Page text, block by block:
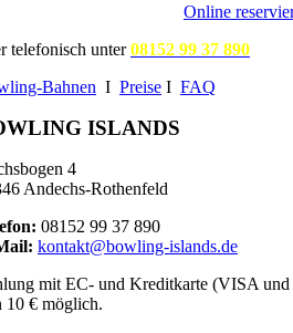
Online
telefonisch unter08152 99 37 890
Bahnen I Preise I FAQ
ISLANDS
4
Andechs-Rothenfeld
08152 99 37 890
kontakt@bowling-islands.de
mit EC- und Kreditkarte (VISA und
10 € möglich.